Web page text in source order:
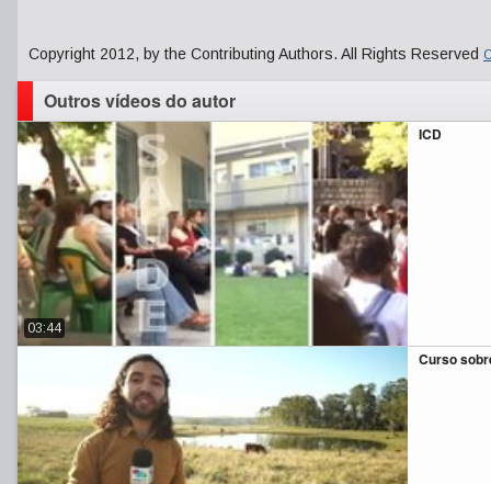
Copyright 2012, by the Contributing Authors. All Rights Reserved
Outros vídeos do autor
ICD
03:44
Curso